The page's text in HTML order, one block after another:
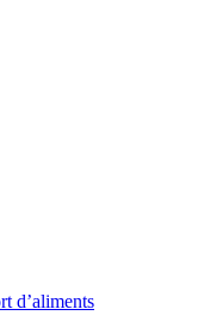
d’aliments